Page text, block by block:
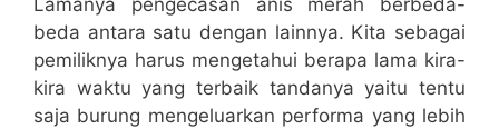
Lamanya pengecasan anis merah berbeda-
beda antara satu dengan lainnya. Kita sebagai
pemiliknya harus mengetahui berapa lama kira-
kira waktu yang terbaik tandanya yaitu tentu
saja burung mengeluarkan performa yang lebih